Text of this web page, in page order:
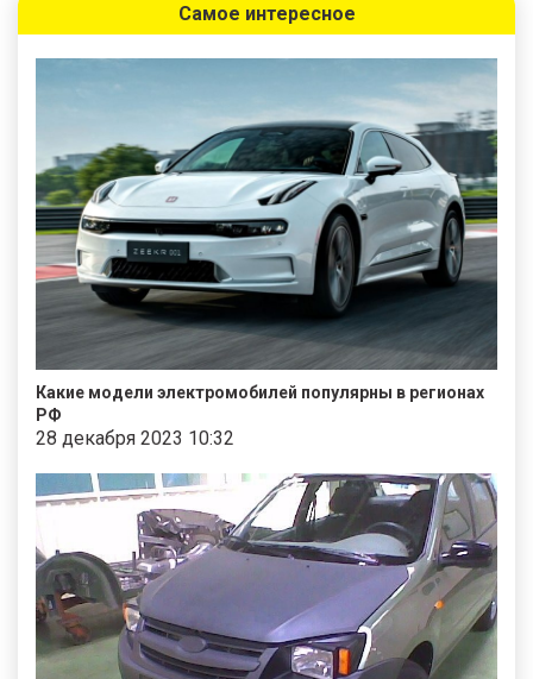
Самое интересное
Какие модели электромобилей популярны в регионах
РФ
28 декабря 2023 10:32